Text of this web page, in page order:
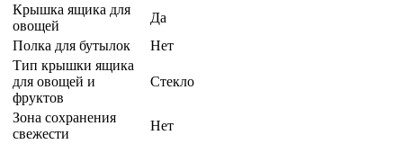
Крышка ящика для
овощей
Да
Полка для бутылок
Нет
Тип крышки ящика
для овощей и
фруктов
Стекло
Зона сохранения
свежести
Нет